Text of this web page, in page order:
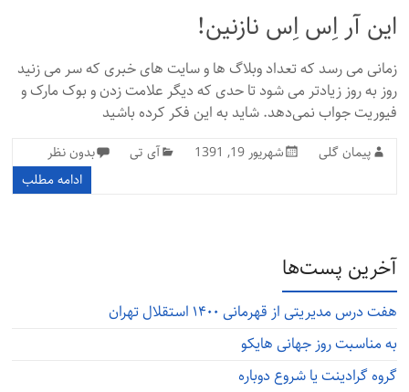
این آر اِس اِس نازنین!
زمانی می رسد که تعداد وبلاگ ها و سایت های خبری که سر می زنید
روز به روز زیادتر می شود تا حدی که دیگر علامت زدن و بوک مارک و
فیوریت جواب نمی‌دهد. شاید به این فکر کرده باشید
پیمان گلی شهریور 19, 1391 آی تی
بدون نظر
ادامه مطلب
آخرین پست‌ها
هفت درس مدیریتی از قهرمانی ۱۴۰۰ استقلال تهران
به مناسبت روز جهانی هایکو
گروه گرادینت یا شروع دوباره